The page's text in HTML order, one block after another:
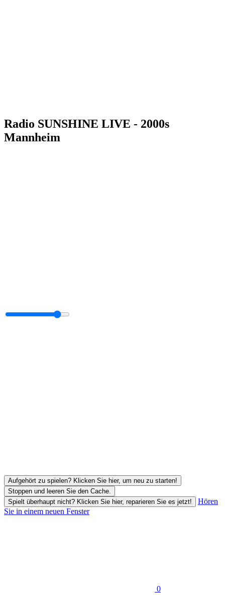
Radio SUNSHINE LIVE - 2000s
Mannheim
Aufgehört zu spielen? Klicken Sie hier, um neu zu starten!
Stoppen und leeren Sie den Cache.
Spielt überhaupt nicht? Klicken Sie hier, reparieren Sie es jetzt!
Hören
Sie in einem neuen Fenster
0